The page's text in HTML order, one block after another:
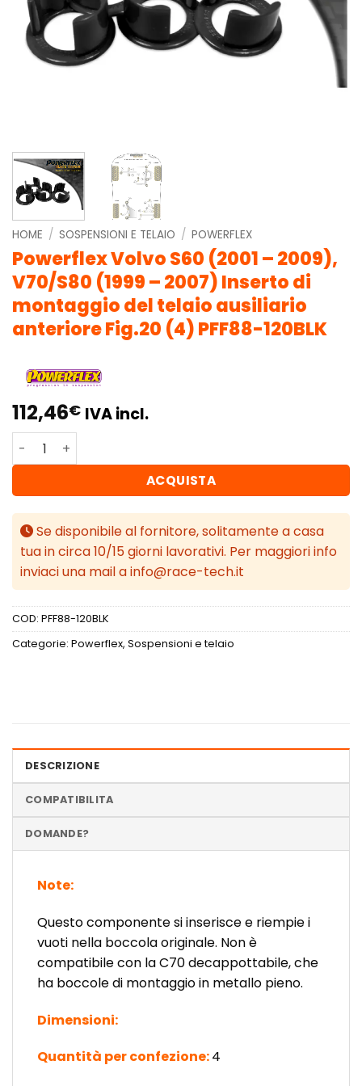
HOME / SOSPENSIONI E TELAIO / POWERFLEX
Powerflex Volvo S60 (2001 – 2009),
V70/S80 (1999 – 2007) Inserto di
montaggio del telaio ausiliario
anteriore Fig.20 (4) PFF88-120BLK
112,46€ IVA incl.
Powerflex Volvo S60 (2001 - 2009), V70/S80 (1999 -
ACQUISTA
Se disponibile al fornitore, solitamente a casa
tua in circa 10/15 giorni lavorativi. Per maggiori info
inviaci una mail a info@race-tech.it
COD: PFF88-120BLK
Categorie: Powerflex, Sospensioni e telaio
DESCRIZIONE
COMPATIBILITA
DOMANDE?
Note:
Questo componente si inserisce e riempie i
vuoti nella boccola originale. Non è
compatibile con la C70 decappottabile, che
ha boccole di montaggio in metallo pieno.
Dimensioni:
Quantità per confezione:4